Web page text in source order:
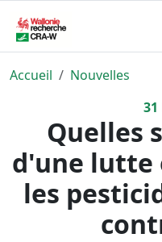
Accueil
Nouvelles
31
Quelles
d'une lutte
les